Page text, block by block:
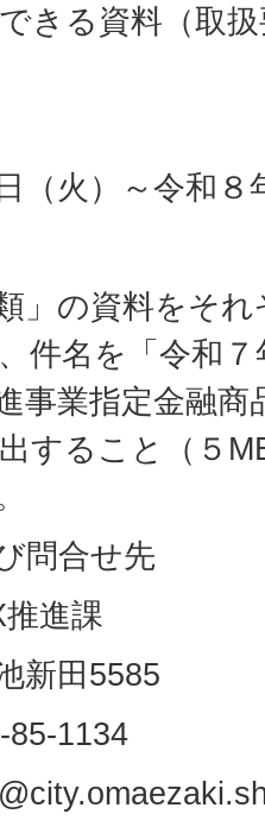
きる資料（取
（火）～令和８
」の資料をそ
件名を「令和
事業指定金融
すること（５
問合せ先
進課
新田5585
85-1134